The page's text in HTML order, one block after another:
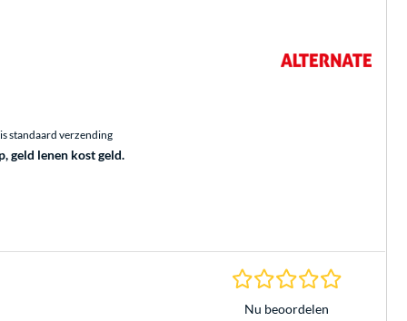
standaard verzending
geld lenen kost geld.
0.0 sterren
Nu beoordelen